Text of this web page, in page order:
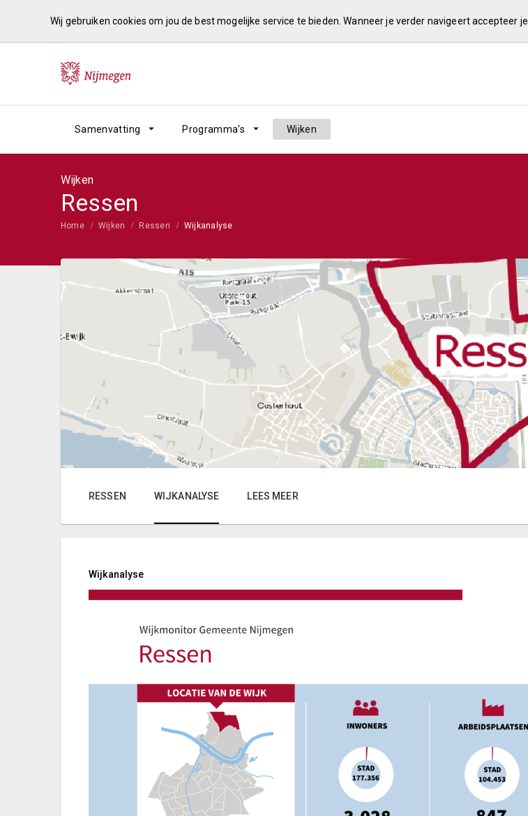
Wij gebruiken cookies om jou de best mogelijke service te bieden. Wanneer je verder navigeert accepteer je
Samenvatting Programma's Wijken
Wijken
Ressen
Home Wijken Ressen Wijkanalyse
RESSEN WIJKANALYSE LEES MEER
Wijkanalyse